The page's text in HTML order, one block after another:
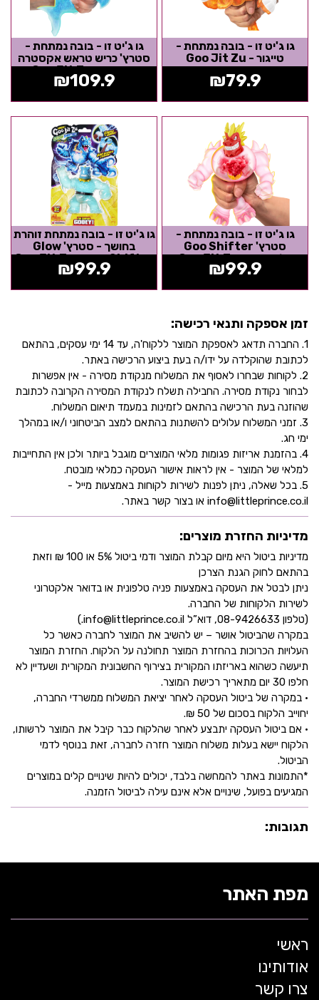
גו ג'יט זו - בובה נמתחת -
טייגור - Goo Jit Zu
₪79.9
גו ג'יט זו - בובה נמתחת -
סטרץ' כריש טראש אקסטרה
סקווישי - Goo Jit Zu
₪109.9
גו ג'יט זו - בובה נמתחת -
סטרץ' Goo Shifter
בלאזאגון - Goo Jit Zu
₪99.9
גו ג'יט זו - בובה נמתחת זוהרת
בחושך - סטרץ' Glow
Shifter טיירו - Goo Jit Zu
₪99.9
זמן אספקה ותנאי רכישה:
1. החברה תדאג לאספקת המוצר ללקוח'ה, עד 14 ימי עסקים, בהתאם
לכתובת שהוקלדה על ידו/ה בעת ביצוע הרכישה באתר.
2. לקוחות שבחרו לאסוף את המשלוח מנקודת מסירה - אין אפשרות
לבחור נקודת מסירה. החבילה תשלח לנקודת המסירה הקרובה לכתובת
שהוזנה בעת הרכישה בהתאם לזמינות במעמד תיאום המשלוח.
3. זמני המשלוח עלולים להשתנות בהתאם למצב הביטחוני ו/או במהלך
ימי חג.
4. בהזמנת אריזות פגומות מלאי המוצרים מוגבל ביותר ולכן אין התחייבות
למלאי של המוצר - אין לראות אישור העסקה כמלאי מובטח.
5. בכל שאלה, ניתן לפנות לשירות לקוחות באמצעות מייל -
info@littleprince.co.il או בצור קשר באתר.
מדיניות החזרת מוצרים:
מדיניות ביטול היא מיום קבלת המוצר ודמי ביטול 5% או 100 ₪ וזאת
בהתאם לחוק הגנת הצרכן
ניתן לבטל את העסקה באמצעות פניה טלפונית או בדואר אלקטרוני
לשירות הלקוחות של החברה.
(טלפון 08-9426633, דוא”ל info@littleprince.co.il.)
במקרה שהביטול אושר – יש להשיב את המוצר לחברה כאשר כל
העלויות הכרוכות בהחזרת המוצר תחולנה על הלקוח. החזרת המוצר
תיעשה כשהוא באריזתו המקורית בצירוף החשבונית המקורית ושעדיין לא
חלפו 30 יום מתאריך רכישת המוצר.
• במקרה של ביטול העסקה לאחר יציאת המשלוח ממשרדי החברה,
יחוייב הלקוח בסכום של 50 ₪.
• אם ביטול העסקה יתבצע לאחר שהלקוח כבר קיבל את המוצר לרשותו,
הלקוח יישא בעלות משלוח המוצר חזרה לחברה, זאת בנוסף לדמי
הביטול.
*התמונות באתר להמחשה בלבד, יכולים להיות שינויים קלים במוצרים
המגיעים בפועל, שינויים אלא אינם עילה לביטול הזמנה.
תגובות:
מפת האתר
ראשי
אודותינו
צרו קשר